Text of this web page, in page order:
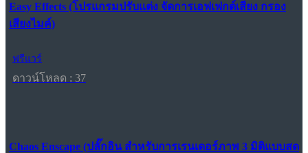
Easy Effects (โปรแกรมปรับแต่ง จัดการเอฟเฟกต์เสียง กรอง
เสียงไมค์)
ฟรีแวร์
ดาวน์โหลด : 37
Chaos Enscape (ปลั๊กอิน สำหรับการเรนเดอร์ภาพ 3 มิติแบบสด